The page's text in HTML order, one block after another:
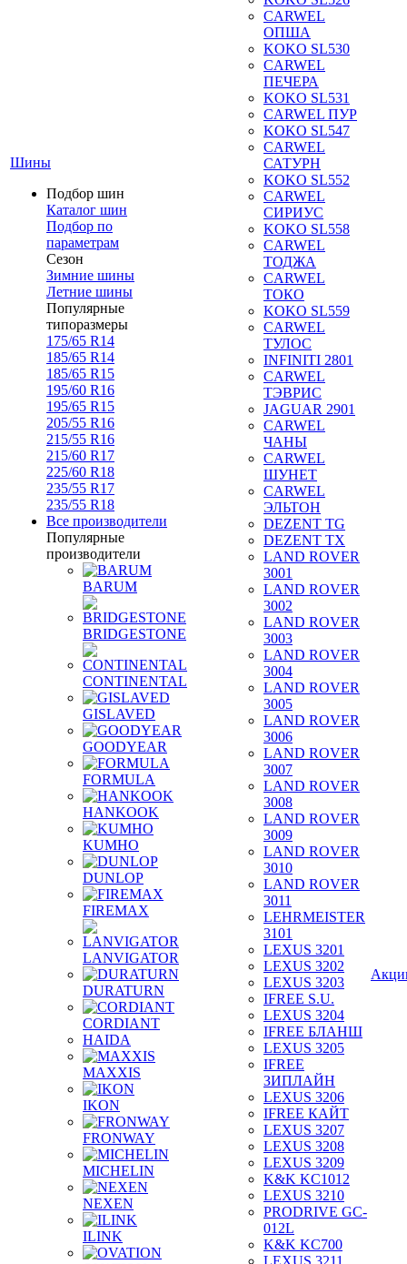
Шины
Подбор шин
Каталог шин
Подбор по
параметрам
Сезон
Зимние шины
Летние шины
Популярные
типоразмеры
175/65 R14
185/65 R14
185/65 R15
195/60 R16
195/65 R15
205/55 R16
215/55 R16
215/60 R17
225/60 R18
235/55 R17
235/55 R18
Все производители
Популярные
производители
BARUM
BRIDGESTONE
CONTINENTAL
GISLAVED
GOODYEAR
FORMULA
HANKOOK
KUMHO
DUNLOP
FIREMAX
LANVIGATOR
DURATURN
CORDIANT
HAIDA
MAXXIS
IKON
FRONWAY
MICHELIN
NEXEN
ILINK
CARWEL
ОПША
KOKO SL530
CARWEL
ПЕЧЕРА
KOKO SL531
CARWEL ПУР
KOKO SL547
CARWEL
САТУРН
KOKO SL552
CARWEL
СИРИУС
KOKO SL558
CARWEL
ТОДЖА
CARWEL
ТОКО
KOKO SL559
CARWEL
ТУЛОС
INFINITI 2801
CARWEL
ТЭВРИС
JAGUAR 2901
CARWEL
ЧАНЫ
CARWEL
ШУНЕТ
CARWEL
ЭЛЬТОН
DEZENT TG
DEZENT TX
LAND ROVER
3001
LAND ROVER
3002
LAND ROVER
3003
LAND ROVER
3004
LAND ROVER
3005
LAND ROVER
3006
LAND ROVER
3007
LAND ROVER
3008
LAND ROVER
3009
LAND ROVER
3010
LAND ROVER
3011
LEHRMEISTER
3101
LEXUS 3201
LEXUS 3202
LEXUS 3203
IFREE S.U.
LEXUS 3204
IFREE БЛАНШ
LEXUS 3205
IFREE
ЗИПЛАЙН
LEXUS 3206
IFREE КАЙТ
LEXUS 3207
LEXUS 3208
LEXUS 3209
K&K KC1012
LEXUS 3210
PRODRIVE GC-
012L
K&K KC700
LEXUS 3211